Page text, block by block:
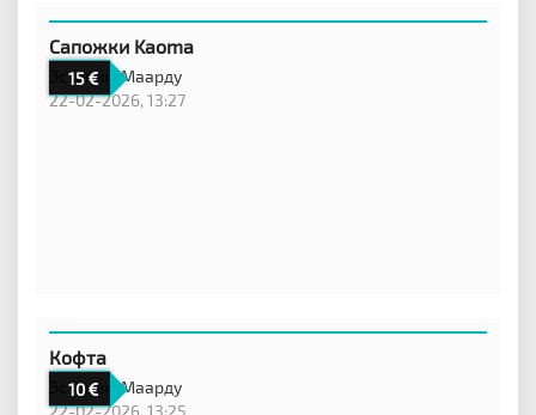
15
Сапожки Kaoma
Эстония,Маарду
22-02-2026, 13:27
10
Кофта
Эстония,Маарду
22-02-2026, 13:25